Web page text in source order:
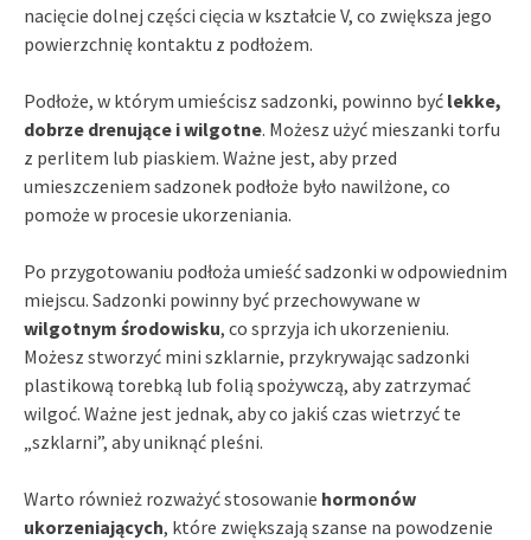
nacięcie dolnej części cięcia w kształcie V, co zwiększa jego
powierzchnię kontaktu z podłożem.
Podłoże, w którym umieścisz sadzonki, powinno być lekke,
dobrze drenujące i wilgotne. Możesz użyć mieszanki torfu
z perlitem lub piaskiem. Ważne jest, aby przed
umieszczeniem sadzonek podłoże było nawilżone, co
pomoże w procesie ukorzeniania.
Po przygotowaniu podłoża umieść sadzonki w odpowiednim
miejscu. Sadzonki powinny być przechowywane w
wilgotnym środowisku, co sprzyja ich ukorzenieniu.
Możesz stworzyć mini szklarnie, przykrywając sadzonki
plastikową torebką lub folią spożywczą, aby zatrzymać
wilgoć. Ważne jest jednak, aby co jakiś czas wietrzyć te
„szklarni”, aby uniknąć pleśni.
Warto również rozważyć stosowanie hormonów
ukorzeniających, które zwiększają szanse na powodzenie